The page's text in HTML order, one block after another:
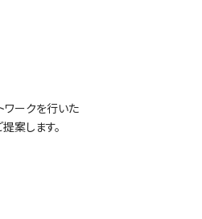
ワークを行いた
案します。